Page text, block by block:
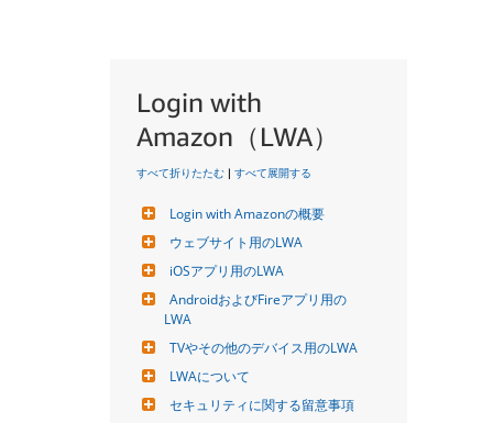
Login with
Amazon（LWA）
すべて折りたたむ | すべて展開する
Login with Amazonの概要
ウェブサイト用のLWA
iOSアプリ用のLWA
AndroidおよびFireアプリ用の
LWA
TVやその他のデバイス用のLWA
LWAについて
セキュリティに関する留意事項